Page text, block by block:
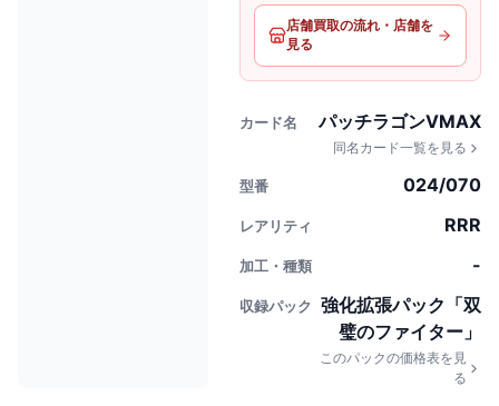
店舗買取の流れ・店舗を
見る
カード名 パッチラゴンVMAX
同名カード一覧を見る
型番 024/070
レアリティ RRR
加工・種類 -
収録パック
強化拡張パック「双
璧のファイター」
このパックの価格表を見
る